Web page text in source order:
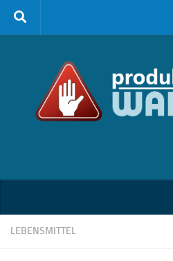
Zum Inhalt springen
LEBENSMITTEL